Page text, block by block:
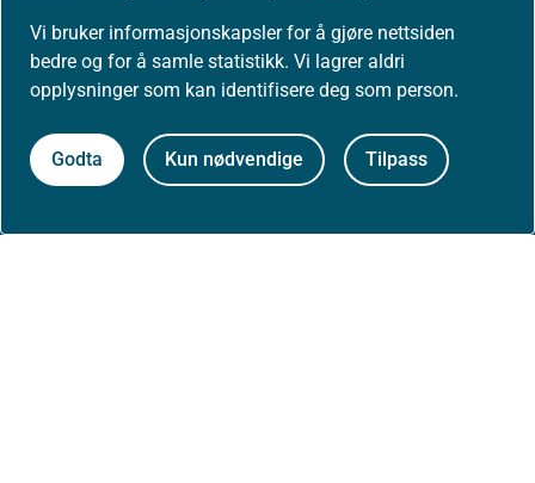
Vi bruker informasjonskapsler for å gjøre nettsiden
bedre og for å samle statistikk. Vi lagrer aldri
opplysninger som kan identifisere deg som person.
Godta Kun nødvendige Tilpass
Om nettstedet
Tilgjengelighetserklæring (uustatus.no)